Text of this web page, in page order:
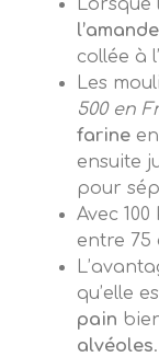
l’amande
collée à
Les
500 en
farine
ensuite
pour
Avec
entre 75
qu’elle
pain
alvéoles